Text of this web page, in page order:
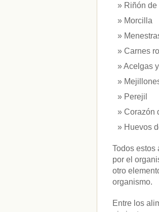
Riñón de
Morcilla
Carnes
Acelgas
Perejil
Corazón
Huevos
Todos estos
por el
otro
organismo.
Entre los